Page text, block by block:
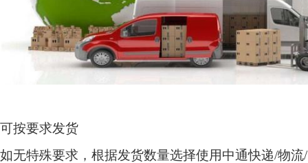
可按要求发货
如无特殊要求，根据发货数量选择使用中通快递/物流/